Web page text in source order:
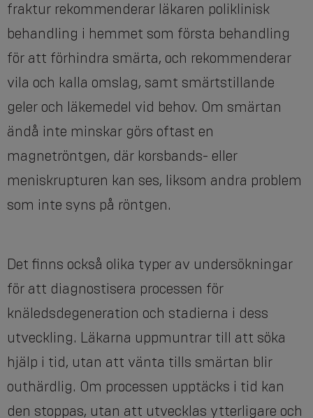
fraktur rekommenderar läkaren poliklinisk
behandling i hemmet som första behandling
för att förhindra smärta, och rekommenderar
vila och kalla omslag, samt smärtstillande
geler och läkemedel vid behov. Om smärtan
ändå inte minskar görs oftast en
magnetröntgen, där korsbands- eller
meniskrupturen kan ses, liksom andra problem
som inte syns på röntgen.
Det finns också olika typer av undersökningar
för att diagnostisera processen för
knäledsdegeneration och stadierna i dess
utveckling. Läkarna uppmuntrar till att söka
hjälp i tid, utan att vänta tills smärtan blir
outhärdlig. Om processen upptäcks i tid kan
den stoppas, utan att utvecklas ytterligare och